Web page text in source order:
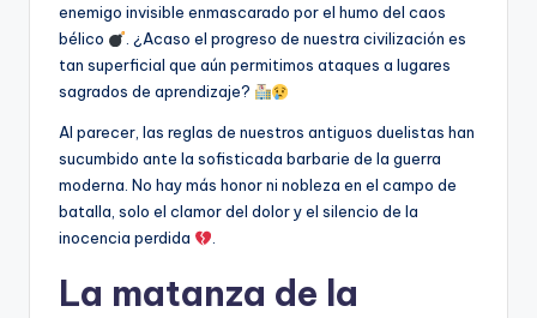
enemigo invisible enmascarado por el humo del caos
bélico
. ¿Acaso el progreso de nuestra civilización es
tan superficial que aún permitimos ataques a lugares
sagrados de aprendizaje?
Al parecer, las reglas de nuestros antiguos duelistas han
sucumbido ante la sofisticada barbarie de la guerra
moderna. No hay más honor ni nobleza en el campo de
batalla, solo el clamor del dolor y el silencio de la
inocencia perdida
.
La matanza de la